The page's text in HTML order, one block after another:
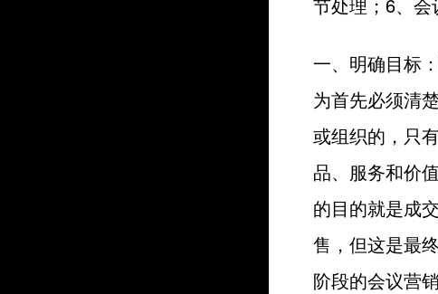
一、明确目标
为首先必须清
或组织的，只
品、服务和价
的目的就是成
售，但这是最
阶段的会议营